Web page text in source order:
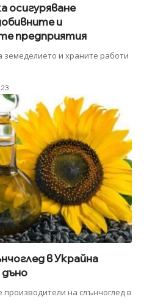
осигуряване
и
предприятия
земеделието и храните работи
в Украйна
на слънчоглед в